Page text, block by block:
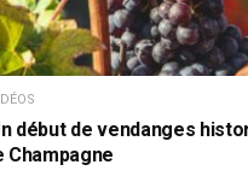
début de vendanges
Champagne